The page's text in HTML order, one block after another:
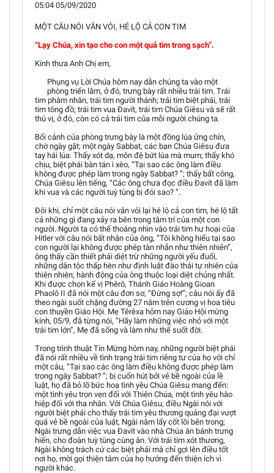
05:04 05/09/2020
MỘT CÂU NÓI VẮN VỎI, HÉ LỘ CẢ CON TIM
“Lạy Chúa, xin tạo cho con một quả tim trong sạch”.
Kính thưa Anh Chị em,
Phụng vụ Lời Chúa hôm nay dẫn chúng ta vào một
phòng triển lãm, ở đó, trưng bày rất nhiều trái tim. Trái
tim phàm nhân, trái tim người thánh; trái tim biệt phái, trái
tim tông đồ; trái tim vua Đavít, trái tim Chúa Giêsu và sẽ rất
thú vị, ở đó, còn có cả trái tim của mỗi người chúng ta.
Bối cảnh của phòng trưng bày là một đồng lúa ửng chín,
chờ ngày gặt; một ngày Sabbat, các bạn Chúa Giêsu đưa
tay hái lúa. Thấy xót dạ, môn đệ bứt lúa mà mum; thấy khó
chịu, biệt phái bàn tán ì xèo, “Tại sao các ông làm điều
không được phép làm trong ngày Sabbat? ”; thấy bất công,
Chúa Giêsu lên tiếng, “Các ông chưa đọc điều Đavít đã làm
khi vua và các người tuỳ tùng bị đói sao? ”.
Đôi khi, chỉ một câu nói vắn vỏi lại hé lộ cả con tim, hé lộ tất
cả những gì đang xảy ra bên trong tâm trí của một con
người. Người ta có thể thoáng nhìn vào trái tim hư hoại của
Hitler với câu nói bất nhân của ông, “Tôi không hiểu tại sao
con người lại không được phép tàn nhẫn như thiên nhiên”,
ông thấy cần thiết phải diệt trừ những người yếu đuối,
những dân tộc thấp hèn như định luật đào thải tự nhiên của
thiên nhiên; hành động của ông thuộc loại diệt chủng nhất.
Khi được chọn kế vị Phêrô, Thánh Giáo Hoàng Gioan
Phaolô II đã nói một câu đơn sơ, “Đừng sợ!”; câu nói ấy đã
theo ngài suốt chặng đường 27 năm trên cương vị hoa tiêu
con thuyền Giáo Hội. Mẹ Têrêxa hôm nay Giáo Hội mừng
kính, 05/9, đã từng nói, “Hãy làm những việc nhỏ với một
trái tim lớn”, Mẹ đã sống và làm như thế suốt đời.
Trong trình thuật Tin Mừng hôm nay, những người biệt phái
đã nói rất nhiều về tình trạng trái tim riêng tư của họ với chỉ
một câu, “Tại sao các ông làm điều không được phép làm
trong ngày Sabbat? ”; bị cuốn hút bởi vẻ bề ngoài của lề
luật, họ đã bỏ lỡ bức hoạ tình yêu Chúa Giêsu mang đến:
một tình yêu trọn vẹn đối với Thiên Chúa, một tình yêu hào
hiệp đối với tha nhân. Với Chúa Giêsu, điều Ngài nói với
người biệt phái cho thấy trái tim yêu thương quảng đại vượt
quá vẻ bề ngoài của luật, Ngài nắm lấy cốt lõi bên trong;
Ngài trưng dẫn việc vua Đavít vào nhà Chúa ăn bánh trưng
hiến, cho đoàn tuỳ tùng cùng ăn. Với trái tim xót thương,
Ngài không trách cứ các biệt phái mà chỉ gợi lên điều tốt
nơi họ, mời gọi thiện tâm của họ hướng đến thiện ích vì
người khác.